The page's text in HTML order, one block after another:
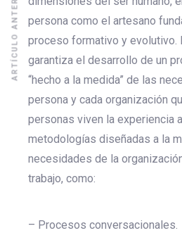
persona como el artesano
proceso formativo y evolutivo.
garantiza el desarrollo de un
“hecho a la medida” de las
persona y cada organización
personas viven la experiencia
metodologías diseñadas a la
necesidades de la
trabajo, como:
– Procesos conversacionales.
ARTÍCULO ANTERIOR